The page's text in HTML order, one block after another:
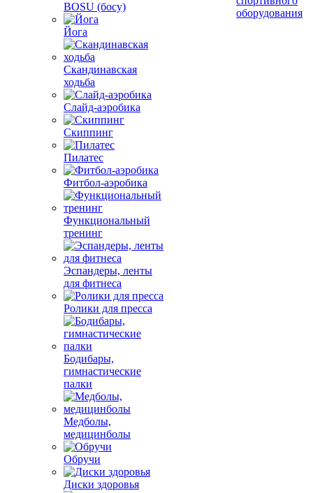
BOSU (босу)
Йога
Скандинавская
ходьба
Слайд-аэробика
Скиппинг
Пилатес
Фитбол-аэробика
Функциональный
тренинг
Эспандеры, ленты
для фитнеса
Ролики для пресса
Бодибары,
гимнастические
палки
Медболы,
медицинболы
Обручи
Диски здоровья
оборудования